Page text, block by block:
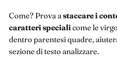
Come? Prova a staccare i
caratteri speciali come le
dentro parentesi quadre,
sezione di testo analizzare.